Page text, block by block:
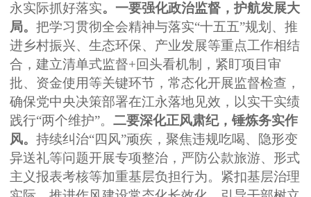
永实际抓好落实。一要强化政治监督，护航发展大
局。 把学习贯彻全会精神与落实“十五五”规划、推
进乡村振兴、生态环保、产业发展等重点工作相结
合，建立清单式监督+回头看机制，紧盯项目审
批、资金使用等关键环节，常态化开展监督检查，
确保党中央决策部署在江永落地见效，以实干实绩
践行“两个维护”。 二要深化正风肃纪，锤炼务实作
风。 持续纠治“四风”顽疾，聚焦违规吃喝、隐形变
异送礼等问题开展专项整治，严防公款旅游、形式
主义报表考核等加重基层负担行为。紧扣基层治理